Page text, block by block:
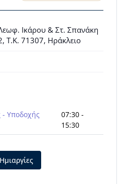
Ικάρου & Στ. Σπανάκη
Τ.Κ. 71307, Ηράκλειο
- Υποδοχής
07:30 -
15:30